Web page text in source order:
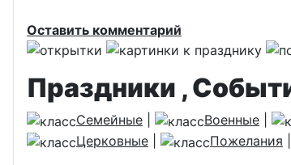
Оставить комментарий
Праздники ,
Семейные Военные
Церковные
Пожелания